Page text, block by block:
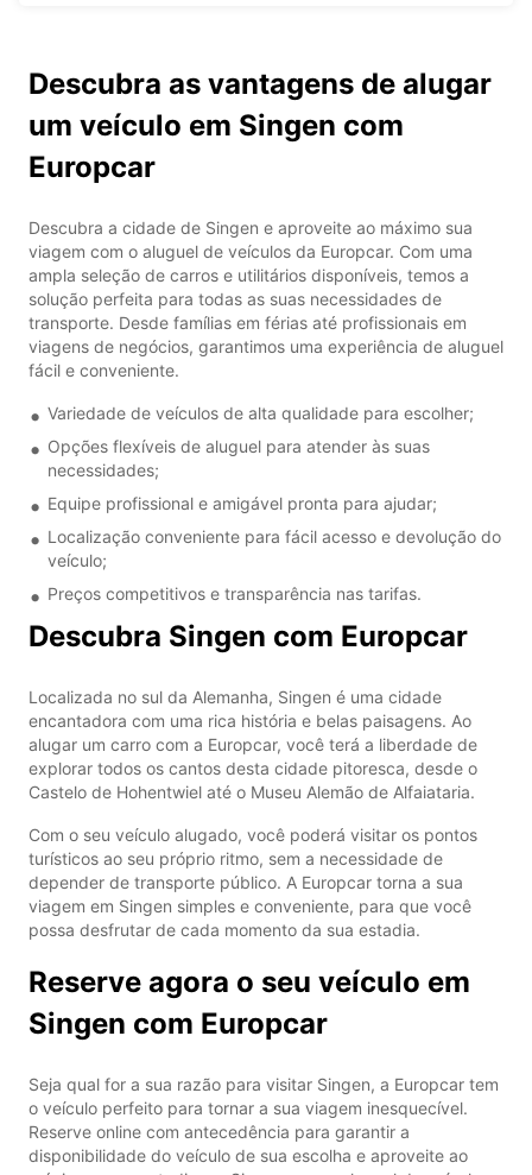
Descubra as vantagens de alugar
um veículo em Singen com
Europcar
Descubra a cidade de Singen e aproveite ao máximo sua
viagem com o aluguel de veículos da Europcar. Com uma
ampla seleção de carros e utilitários disponíveis, temos a
solução perfeita para todas as suas necessidades de
transporte. Desde famílias em férias até profissionais em
viagens de negócios, garantimos uma experiência de aluguel
fácil e conveniente.
Variedade de veículos de alta qualidade para escolher;
Opções flexíveis de aluguel para atender às suas
necessidades;
Equipe profissional e amigável pronta para ajudar;
Localização conveniente para fácil acesso e devolução do
veículo;
Preços competitivos e transparência nas tarifas.
Descubra Singen com Europcar
Localizada no sul da Alemanha, Singen é uma cidade
encantadora com uma rica história e belas paisagens. Ao
alugar um carro com a Europcar, você terá a liberdade de
explorar todos os cantos desta cidade pitoresca, desde o
Castelo de Hohentwiel até o Museu Alemão de Alfaiataria.
Com o seu veículo alugado, você poderá visitar os pontos
turísticos ao seu próprio ritmo, sem a necessidade de
depender de transporte público. A Europcar torna a sua
viagem em Singen simples e conveniente, para que você
possa desfrutar de cada momento da sua estadia.
Reserve agora o seu veículo em
Singen com Europcar
Seja qual for a sua razão para visitar Singen, a Europcar tem
o veículo perfeito para tornar a sua viagem inesquecível.
Reserve online com antecedência para garantir a
disponibilidade do veículo de sua escolha e aproveite ao